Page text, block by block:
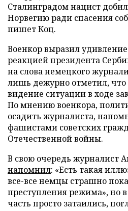
Сталинградом нацист
Норвегию ради спасения
пишет Коц.
Военкор выразил
реакцией президента
на слова немецкого
лишь дежурно отметил, что
видение ситуации в ходе
По мнению военкора,
осадить журналиста,
фашистами советских
Отечественной войны.
В свою очередь журналист
напомнил: «Есть такая
все-все немцы страшно
преступления режима», но
часть просто затаились,